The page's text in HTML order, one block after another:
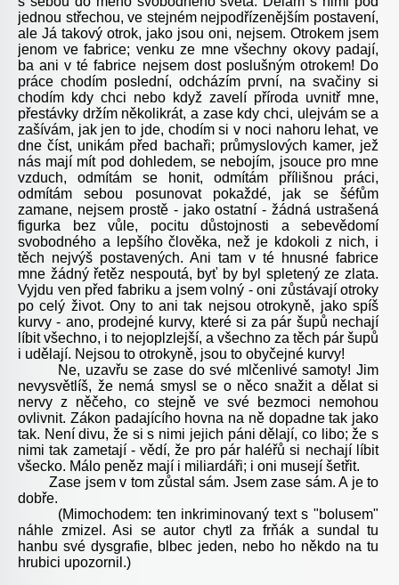
jednou střechou, ve stejném nejpodřízenějším postavení,
ale Já takový otrok, jako jsou oni, nejsem. Otrokem jsem
jenom ve fabrice; venku ze mne všechny okovy padají,
ba ani v té fabrice nejsem dost poslušným otrokem! Do
práce chodím poslední, odcházím první, na svačiny si
chodím kdy chci nebo když zavelí příroda uvnitř mne,
přestávky držím několikrát, a zase kdy chci, ulejvám se a
zašívám, jak jen to jde, chodím si v noci nahoru lehat, ve
dne číst, unikám před bachaři; průmyslových kamer, jež
nás mají mít pod dohledem, se nebojím, jsouce pro mne
vzduch, odmítám se honit, odmítám přílišnou práci,
odmítám sebou posunovat pokaždé, jak se šéfům
zamane, nejsem prostě - jako ostatní - žádná ustrašená
figurka bez vůle, pocitu důstojnosti a sebevědomí
svobodného a lepšího člověka, než je kdokoli z nich, i
těch nejvýš postavených. Ani tam v té hnusné fabrice
mne žádný řetěz nespoutá, byť by byl spletený ze zlata.
Vyjdu ven před fabriku a jsem volný - oni zůstávají otroky
po celý život. Ony to ani tak nejsou otrokyně, jako spíš
kurvy - ano, prodejné kurvy, které si za pár šupů nechají
líbit všechno, i to nejoplzlejší, a všechno za těch pár šupů
i udělají. Nejsou to otrokyně, jsou to obyčejné kurvy!
Ne, uzavřu se zase do své mlčenlivé samoty! Jim
nevysvětlíš, že nemá smysl se o něco snažit a dělat si
nervy z něčeho, co stejně ve své bezmoci nemohou
ovlivnit. Zákon padajícího hovna na ně dopadne tak jako
tak. Není divu, že si s nimi jejich páni dělají, co libo; že s
nimi tak zametají - vědí, že pro pár haléřů si nechají líbit
všecko. Málo peněz mají i miliardáři; i oni musejí šetřit.
Zase jsem v tom zůstal sám. Jsem zase sám. A je to
dobře.
(Mimochodem: ten inkriminovaný text s "bolusem"
náhle zmizel. Asi se autor chytl za frňák a sundal tu
hanbu své dysgrafie, blbec jeden, nebo ho někdo na tu
hrubici upozornil.)